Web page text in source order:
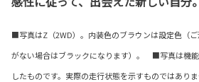
■写真はZ（2WD）。内装色のブラウンは設定色（
がない場合はブラックになります）。 ■写真は機
したものです。実際の走行状態を示すものではありま